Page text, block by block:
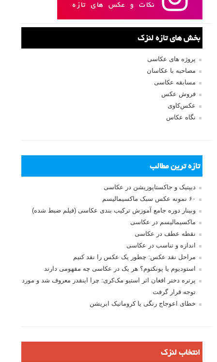
بخش های تازه لنزک
پروژه های عکاسی
مصاحبه با عکاسان
مسابقه عکاسی
فروش عکس
عکس‌کاوی
نگاه عکاس
تازه ترین مطالب
دیپتیک و جاکستا‌پوزیشن در عکاسی
۶۰ نمونه عکس سبک ماکسیمالیسم
وبینار دوره جامع آموزش ترکیب بندی عکاسی (فیلم ضبط شده)
ماکسیمالیسم در عکاسی
نقطه عطف در عکاسی
اندازه و تناسب در عکاسی
مراحل نقد عکس: چطور یک عکس را نقد کنیم
استودیوم یا پونکتوم؟ هر یک در عکاسی چه مفهومی دارند
پرتره دختر افغان اثر استیو مک‌کری: چرا اینقدر معروف شد و مورد
توجه قرار گرفت
خطای اعوجاج رنگی یا کروماتیک ابریشن
انتخاب لنزک